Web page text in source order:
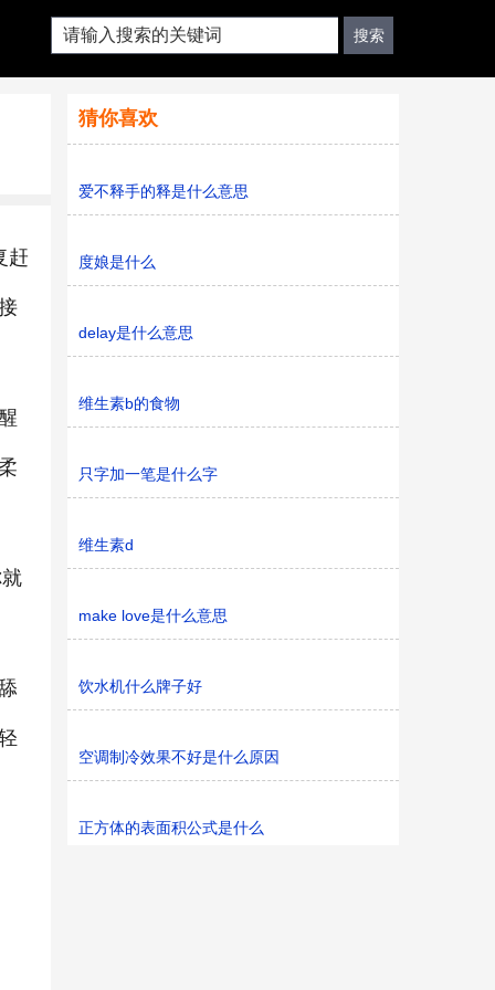
赶
猜你喜欢
爱不释手的释是什么意思
度娘是什么
delay是什么意思
维生素b的食物
只字加一笔是什么字
维生素d
make love是什么意思
饮水机什么牌子好
空调制冷效果不好是什么原因
正方体的表面积公式是什么